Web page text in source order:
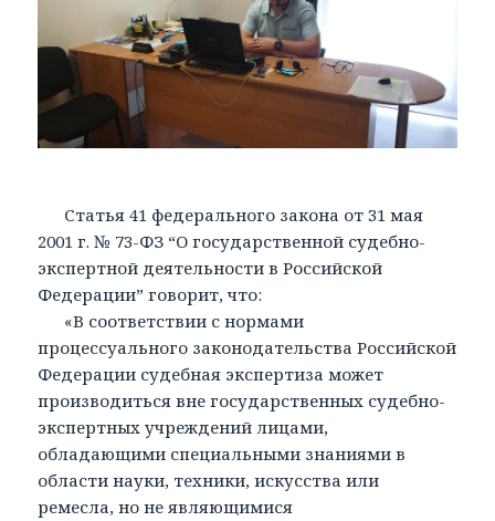
Статья 41 федерального закона от 31 мая
2001 г. № 73-ФЗ “О государственной судебно-
экспертной деятельности в Российской
Федерации” говорит, что:
«В соответствии с нормами
процессуального законодательства Российской
Федерации судебная экспертиза может
производиться вне государственных судебно-
экспертных учреждений лицами,
обладающими специальными знаниями в
области науки, техники, искусства или
ремесла, но не являющимися